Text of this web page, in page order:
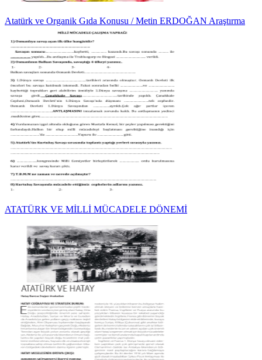
Atatürk ve Organik Gıda Konusu / Metin ERDOĞAN Araştırma
ATATÜRK VE MİLLİ MÜCADELE DÖNEMİ